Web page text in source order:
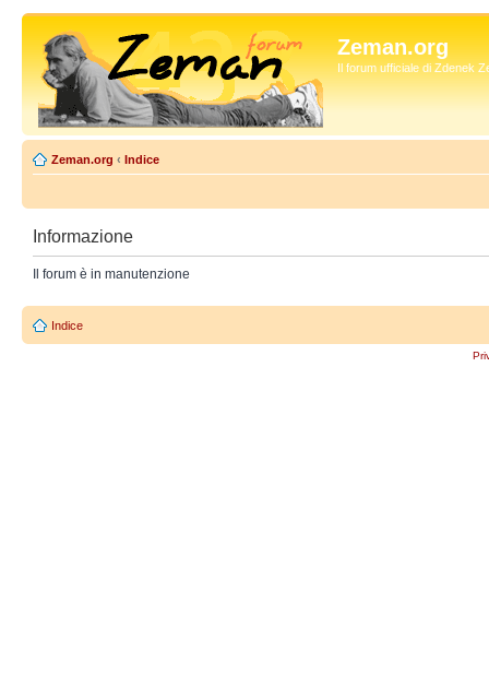
Zeman.org
Il forum ufficiale di Zdenek
Zeman.org ‹ Indice
Informazione
Il forum è in manutenzione
Indice